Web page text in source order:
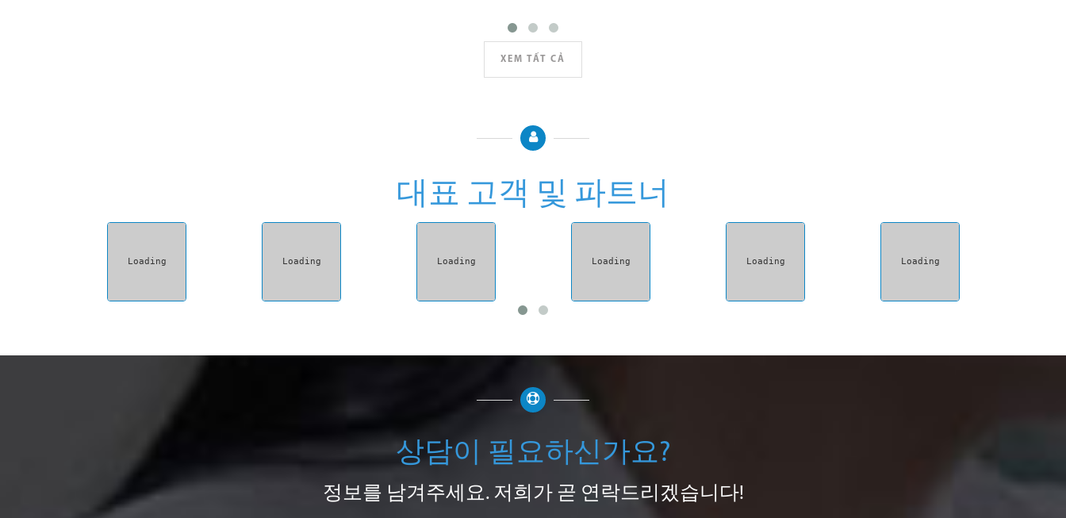
XEM TẤT CẢ
대표 고객 및 파트너
상담이 필요하신가요?
정보를 남겨주세요. 저희가 곧 연락드리겠습니다!